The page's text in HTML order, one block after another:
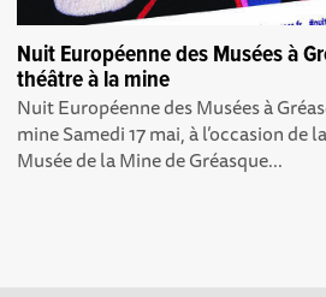
Nuit Européenne des Musées à
théâtre à la mine
Nuit Européenne des Musées à
mine Samedi 17 mai, à l’occasion de
Musée de la Mine de Gréasque...